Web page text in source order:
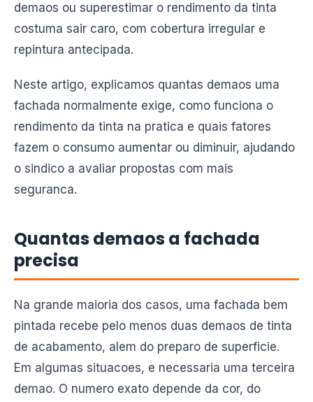
demaos ou superestimar o rendimento da tinta
costuma sair caro, com cobertura irregular e
repintura antecipada.
Neste artigo, explicamos quantas demaos uma
fachada normalmente exige, como funciona o
rendimento da tinta na pratica e quais fatores
fazem o consumo aumentar ou diminuir, ajudando
o sindico a avaliar propostas com mais
seguranca.
Quantas demaos a fachada
precisa
Na grande maioria dos casos, uma fachada bem
pintada recebe pelo menos duas demaos de tinta
de acabamento, alem do preparo de superficie.
Em algumas situacoes, e necessaria uma terceira
demao. O numero exato depende da cor, do